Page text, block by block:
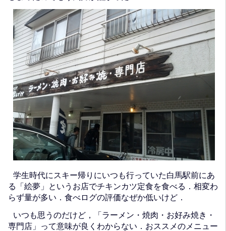
学生時代にスキー帰りにいつも行っていた白馬駅前にあ
る「絵夢」というお店でチキンカツ定食を食べる．相変わ
らず量が多い．食べログの評価なぜか低いけど．
いつも思うのだけど，「ラーメン・焼肉・お好み焼き・
専門店」って意味が良くわからない．おススメのメニュー